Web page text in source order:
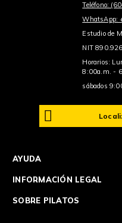
Teléfono:
WhatsApp:
Estudio de
NIT
Horarios:
8:00a.m. -
sábados
AYUDA
INFORMACIÓN LEGAL
SOBRE PILATOS